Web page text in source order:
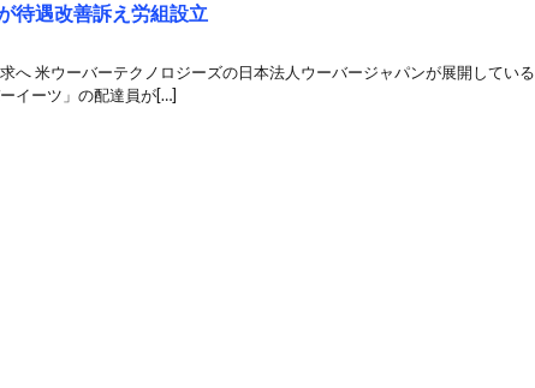
待遇改善訴え労組設立
へ 米ウーバーテクノロジーズの日本法人ウーバージャパンが展開している
イーツ」の配達員が[…]